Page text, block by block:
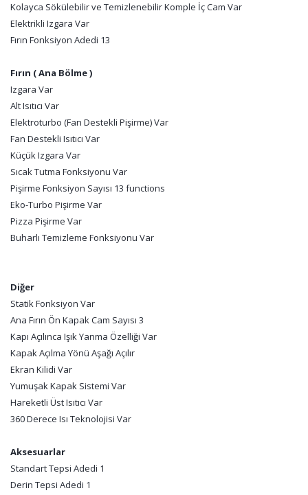
Kolayca Sökülebilir ve Temizlenebilir Komple İç Cam Var
Elektrikli Izgara Var
Fırın Fonksiyon Adedi 13
Fırın ( Ana Bölme )
Izgara Var
Alt Isıtıcı Var
Elektroturbo (Fan Destekli Pişirme) Var
Fan Destekli Isıtıcı Var
Küçük Izgara Var
Sıcak Tutma Fonksiyonu Var
Pişirme Fonksiyon Sayısı 13 functions
Eko-Turbo Pişirme Var
Pizza Pişirme Var
Buharlı Temizleme Fonksiyonu Var
Diğer
Statik Fonksiyon Var
Ana Fırın Ön Kapak Cam Sayısı 3
Kapı Açılınca Işık Yanma Özelliği Var
Kapak Açılma Yönü Aşağı Açılır
Ekran Kilidi Var
Yumuşak Kapak Sistemi Var
Hareketli Üst Isıtıcı Var
360 Derece Isı Teknolojisi Var
Aksesuarlar
Standart Tepsi Adedi 1
Derin Tepsi Adedi 1